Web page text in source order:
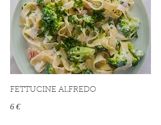
FETTUCINE ALFREDO
6 €